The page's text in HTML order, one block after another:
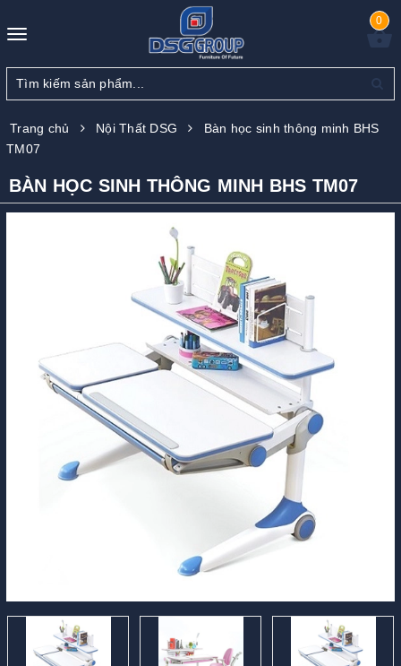
Toggle
0
Trang chủ Nội Thất DSG
Bàn học sinh thông minh BHS
TM07
BÀN HỌC SINH THÔNG MINH BHS TM07